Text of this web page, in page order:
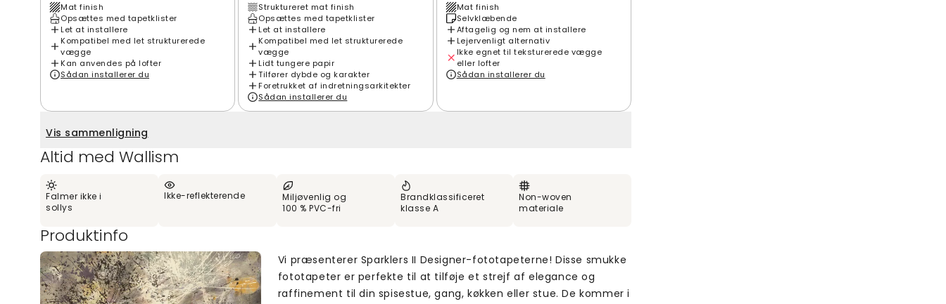
Mat finish
Opsættes med tapetklister
Let at installere
Kompatibel med let strukturerede
vægge
Kan anvendes på lofter
Sådan installerer du
Struktureret mat finish
Opsættes med tapetklister
Let at installere
Kompatibel med let strukturerede
vægge
Lidt tungere papir
Tilfører dybde og karakter
Foretrukket af indretningsarkitekter
Sådan installerer du
Mat finish
Selvklæbende
Aftagelig og nem at installere
Lejervenligt alternativ
Ikke egnet til teksturerede vægge
eller lofter
Sådan installerer du
Vis sammenligning
Altid med Wallism
Falmer ikke i
sollys
Ikke-reflekterende
Miljøvenlig og
100 % PVC-fri
Brandklassificeret
klasse A
Non-woven
materiale
Produktinfo
Vi præsenterer Sparklers II Designer-fototapeterne! Disse smukke
fototapeter er perfekte til at tilføje et strejf af elegance og
raffinement til din spisestue, gang, køkken eller stue. De kommer i